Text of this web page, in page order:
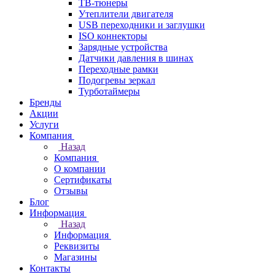
ТВ-тюнеры
Утеплители двигателя
USB переходники и заглушки
ISO коннекторы
Зарядные устройства
Датчики давления в шинах
Переходные рамки
Подогревы зеркал
Турботаймеры
Бренды
Акции
Услуги
Компания
Назад
Компания
О компании
Сертификаты
Отзывы
Блог
Информация
Назад
Информация
Реквизиты
Магазины
Контакты